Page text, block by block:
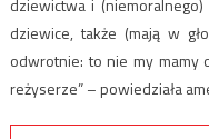
dziewictwa i (niemoralnego)
dziewice, także (mają w
odwrotnie: to nie my mamy
reżyserze” – powiedziała